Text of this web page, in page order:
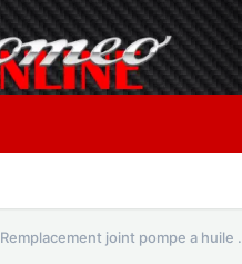
Remplacement joint pompe a huile .